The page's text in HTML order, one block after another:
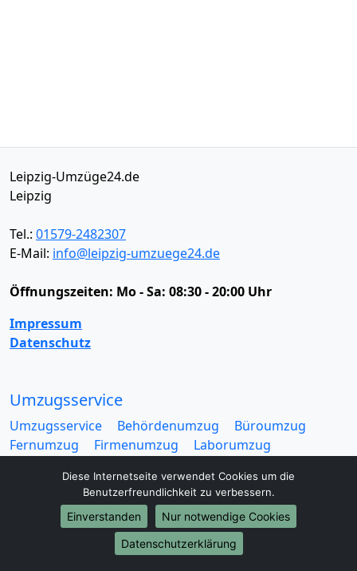
Leipzig-Umzüge24.de
Leipzig
Tel.: 01579-2482307
E-Mail: info@leipzig-umzuege24.de
Öffnungszeiten: Mo - Sa: 08:30 - 20:00 Uhr
Impressum
Datenschutz
Umzugsservice
Umzugsservice Behördenumzug
Büroumzug
Fernumzug
Firmenumzug
Laborumzug
Seniorenumzug
Studentenumzug
Beiladung
Entrümpelung
Halteverbotszone
Klaviertransport
Haushaltsauflösung
Möbeltaxi
Möbelmitfahrzentrale
Umzugskartons
Diese Internetseite verwendet Cookies um die
Benutzerfreundlichkeit zu verbessern.
Einverstanden
Nur notwendige Cookies
Datenschutzerklärung